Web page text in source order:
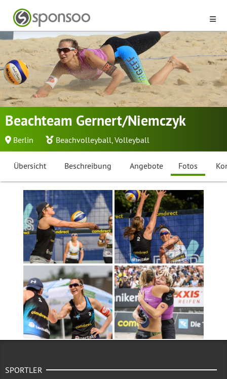
Beachteam Gernert/Niemczyk
Berlin Beachvolleyball,Volleyball
Übersicht Beschreibung Angebote Fotos
SPORTLER